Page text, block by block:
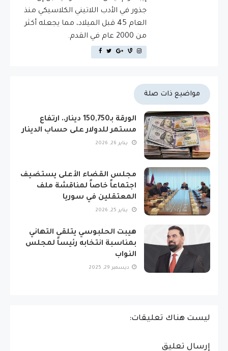
جذور في الأدب اللاتيني الكلاسيكي منذ
العام 45 قبل الميلاد، مما يجعله أكثر
من 2000 عام في القدم.
مواضيع ذات صلة
الورقة بـ150,750 دينار.. ارتفاع
مستمر للدولار على حساب الدينار
يناير 26, 2026
مجلس القضاء الأعلى يستضيف
اجتماعاً خاصاً لمناقشة ملف
المعتقلين في سوريا
يناير 25, 2026
هيبت الحلبوسي يتلقى التهاني
بمناسبة انتخابه رئيساً لمجلس
النواب
ديسمبر 29, 2025
ليست هناك تعليقات:
إرسال تعليق